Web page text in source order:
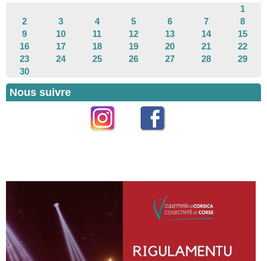
1
2
3 4 5 6 7
8
9
10 11 12 13 14
15
16
17 18 19 20 21
22
23
24 25 26 27 28
29
30
Nous suivre